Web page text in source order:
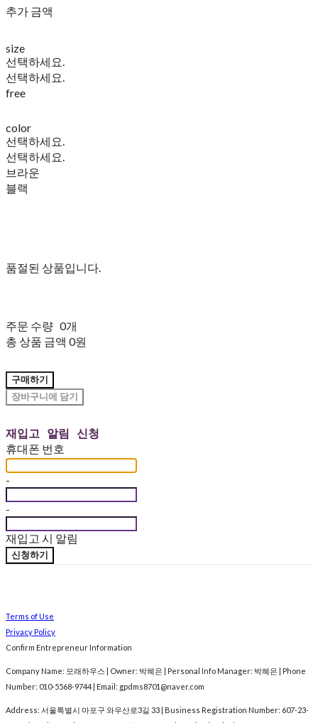
추가 금액
size
선택하세요.
선택하세요.
free
color
선택하세요.
선택하세요.
브라운
블랙
품절된 상품입니다.
주문 수량 0개
총 상품 금액 0원
구매하기
장바구니에 담기
재입고 알림 신청
휴대폰 번호
-
-
재입고 시 알림
신청하기
Terms of Use
Privacy Policy
Confirm Entrepreneur Information
Company Name: 모래하우스 | Owner: 박혜은 | Personal Info Manager: 박혜은 | Phone
Number: 010-5568-9744 | Email: gpdms8701@naver.com
Address: 서울특별시 마포구 와우산로3길 33 | Business Registration Number: 607-23-